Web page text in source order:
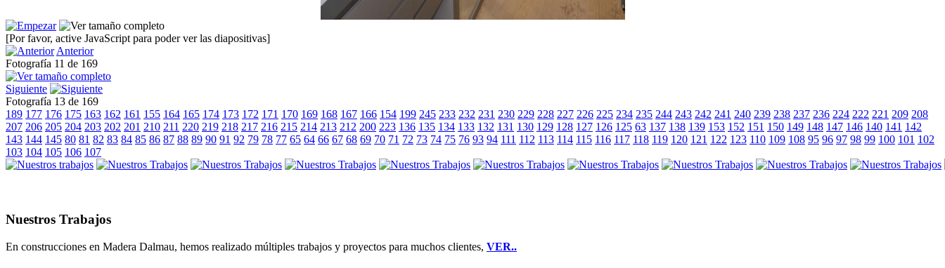
[Por favor, active JavaScript para poder ver las diapositivas]
Anterior
Fotografía 11 de 169
Siguiente
Fotografía 13 de 169
189 177 176 175 163 162 161 155 164 165 174 173 172 171 170 169 168 167 166 154 199 245 233 232 231 230 229 228 227 226 225 234 235 244 243 242 241 240 239 238 237 236 224 222 221 209 208
207 206 205 204 203 202 201 210 211 220 219 218 217 216 215 214 213 212 200 223 136 135 134 133 132 131 130 129 128 127 126 125 63 137 138 139 153 152 151 150 149 148 147 146 140 141 142
143 144 145 80 81 82 83 84 85 86 87 88 89 90 91 92 79 78 77 65 64 66 67 68 69 70 71 72 73 74 75 76 93 94 111 112 113 114 115 116 117 118 119 120 121 122 123 110 109 108 95 96 97 98 99 100 101 102
103 104 105 106 107
Nuestros Trabajos
En construcciones en Madera Dalmau, hemos realizado múltiples trabajos y proyectos para muchos clientes, VER..